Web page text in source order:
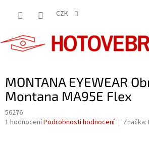
CZK
MONTANA EYEWEAR
Montana MA95E Flex
56276
Průměrné
1 hodnoceníPodrobnosti hodnocení Značka: